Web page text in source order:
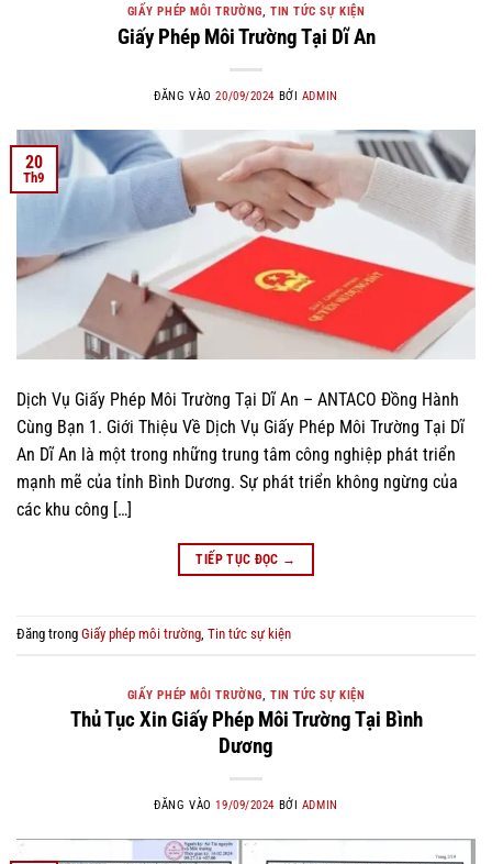
GIẤY PHÉP MÔI TRƯỜNG, TIN TỨC SỰ KIỆN
Giấy Phép Môi Trường Tại Dĩ An
ĐĂNG VÀO20/09/2024 BỞI ADMIN
20
Th9
Dịch Vụ Giấy Phép Môi Trường Tại Dĩ An – ANTACO Đồng Hành
Cùng Bạn 1. Giới Thiệu Về Dịch Vụ Giấy Phép Môi Trường Tại Dĩ
An Dĩ An là một trong những trung tâm công nghiệp phát triển
mạnh mẽ của tỉnh Bình Dương. Sự phát triển không ngừng của
các khu công […]
TIẾP TỤC ĐỌC →
Đăng trong Giấy phép môi trường, Tin tức sự kiện
GIẤY PHÉP MÔI TRƯỜNG, TIN TỨC SỰ KIỆN
Thủ Tục Xin Giấy Phép Môi Trường Tại Bình
Dương
ĐĂNG VÀO19/09/2024 BỞI ADMIN